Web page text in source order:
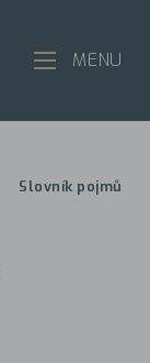
Slovník pojmů
MENU